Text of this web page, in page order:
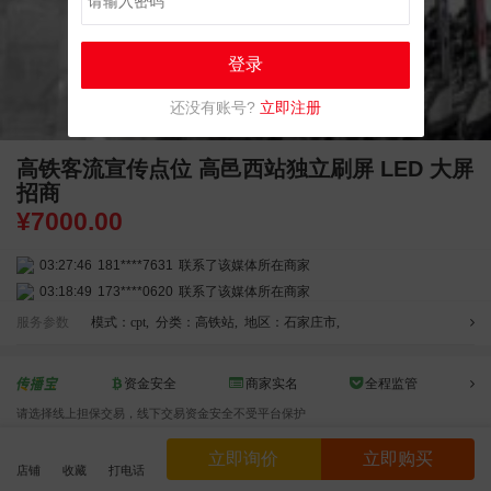
店铺 收藏 打电话
立即询价 立即购买
高铁客流宣传点位 高邑西站独立刷屏 LED 大屏
招商
¥7000.00
03:27:46 181****7631 联系了该媒体所在商家
03:18:49 173****0620 联系了该媒体所在商家
03:20:56
156****3374 联系了该媒体所在商家
04:12:36
181****8167 联系了该媒体所在商家
联系了该媒体所在商家
01:50:54
192****2334
服务参数 模式：cpt, 分类：高铁站 地区：石家庄市
资金安全 商家实名 全程监管
请选择线上担保交易，线下交易资金安全不受平台保护
效果截图
登录
还没有账号? 立即注册